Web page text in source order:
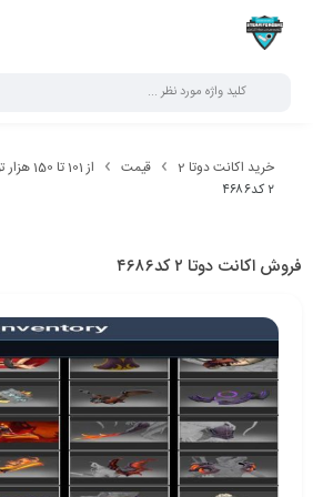
خرید اکانت دوتا 2 قیمت از 101 تا 150 هزار تومان
۲ کد۴۶۸۶
فروش اکانت دوتا ۲ کد۴۶۸۶